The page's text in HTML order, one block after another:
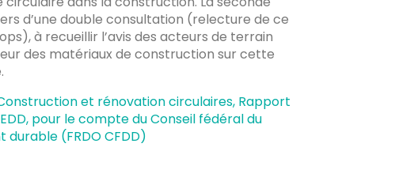
d’une double consultation (relecture de ce
à recueillir l’avis des acteurs de terrain
des matériaux de construction sur cette
et rénovation circulaires, Rapport
pour le compte du Conseil fédéral du
(FRDO CFDD)